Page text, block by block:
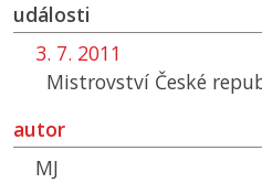
události
3. 7. 2011
Mistrovství České
autor
MJ